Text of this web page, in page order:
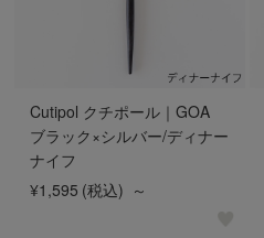
Cutipol クチポール｜GOA
ブラック×シルバー/ディナー
ナイフ
¥1,595 (税込) ～